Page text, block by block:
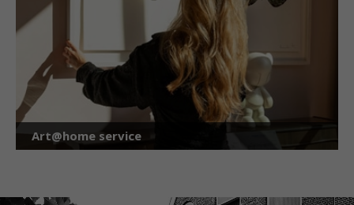
Art@home service